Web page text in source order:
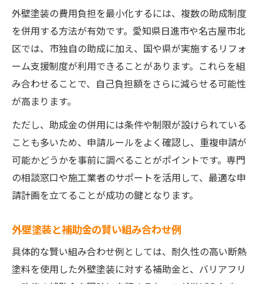
外壁塗装の費用負担を最小化するには、複数の助成制度
を併用する方法が有効です。愛知県日進市や名古屋市北
区では、市独自の助成に加え、国や県が実施するリフォ
ーム支援制度が利用できることがあります。これらを組
み合わせることで、自己負担額をさらに減らせる可能性
が高まります。
ただし、助成金の併用には条件や制限が設けられている
ことも多いため、申請ルールをよく確認し、重複申請が
可能かどうかを事前に調べることがポイントです。専門
の相談窓口や施工業者のサポートを活用して、最適な申
請計画を立てることが成功の鍵となります。
外壁塗装と補助金の賢い組み合わせ例
具体的な賢い組み合わせ例としては、耐久性の高い断熱
塗料を使用した外壁塗装に対する補助金と、バリアフリ